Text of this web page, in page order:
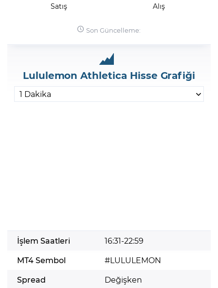
Satış
Alış
Son Güncelleme:
Lululemon Athletica Hisse Grafiği
İşlem Saatleri
16:31-22:59
MT4 Sembol
#LULULEMON
Spread
Değişken